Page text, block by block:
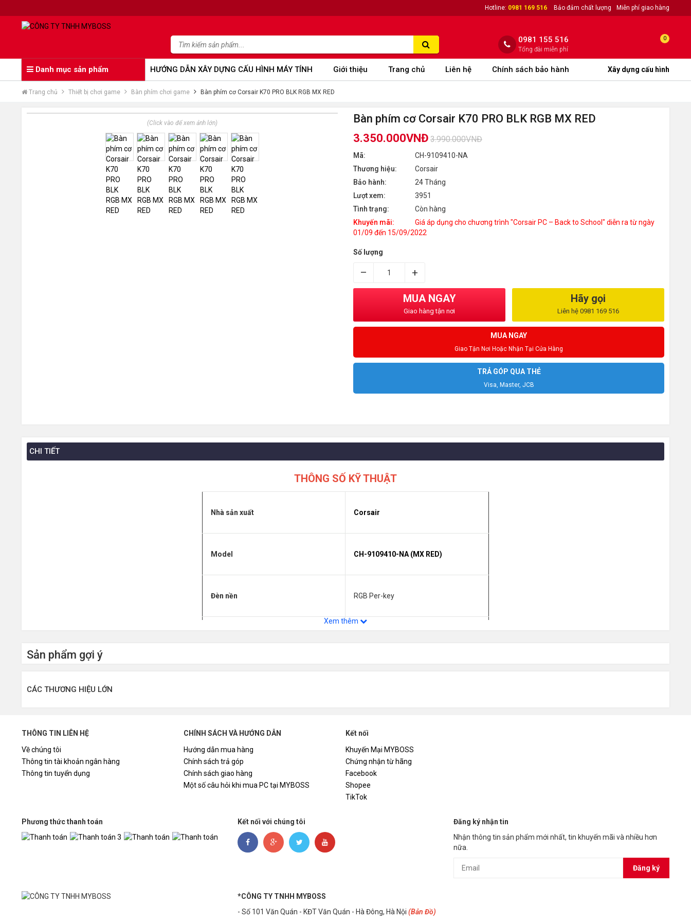
Hotline: 0981 169 516 Bảo đảm chất lượng Miễn phí giao hàng
0981 155 516
Tổng đài miễn phí
0
Danh mục sản phẩm HƯỚNG DẪN XÂY DỰNG CẤU HÌNH MÁY TÍNH Giới thiệu Trang chủ Liên hệ Chính sách bảo hành Xây dựng cấu hình
Trang chủ Thiết bị chơi game Bàn phím chơi game Bàn phím cơ Corsair K70 PRO BLK RGB MX RED
(Click vào để xem ảnh lớn)
Bàn phím cơ Corsair K70 PRO BLK RGB MX RED
3.350.000VNĐ 3.990.000VNĐ
Mã:
CH-9109410-NA
Thương hiệu:
Corsair
Bảo hành:
24 Tháng
Lượt xem:
3951
Tình trạng:
Còn hàng
Khuyến mãi:
Giá áp dụng cho chương trình "Corsair PC – Back to School" diễn ra từ ngày
01/09 đến 15/09/2022
Số lượng
– +
MUA NGAY
Giao hàng tận nơi
Hãy gọi
Liên hệ 0981 169 516
MUA NGAY
Giao Tận Nơi Hoặc Nhận Tại Cửa Hàng
TRẢ GÓP QUA THẺ
Visa, Master, JCB
CHI TIẾT
THÔNG SỐ KỸ THUẬT
Nhà sản xuất Corsair
Model CH-9109410-NA (MX RED)
Đèn nền RGB Per-key
Keyboard Rollover Full key với Anti-Ghosting
Cổng kết nối
Xem thêm
Sản phẩm gợi ý
CÁC THƯƠNG HIỆU LỚN
THÔNG TIN LIÊN HỆ
Về chúng tôi
Thông tin tài khoản ngân hàng
Thông tin tuyển dụng
CHÍNH SÁCH VÀ HƯỚNG DẪN
Hướng dẫn mua hàng
Chính sách trả góp
Chính sách giao hàng
Một số câu hỏi khi mua PC tại MYBOSS
Kết nối
Khuyến Mại MYBOSS
Chứng nhận từ hãng
Facebook
Shopee
TikTok
Phương thức thanh toán Kết nối với chúng tôi
Đăng ký nhận tin
Nhận thông tin sản phẩm mới nhất, tin khuyến mãi và nhiều hơn
nữa.
Đăng ký
*CÔNG TY TNHH MYBOSS
- Số 101 Văn Quán - KĐT Văn Quán - Hà Đông, Hà Nội (Bản Đồ)